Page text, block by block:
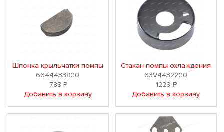
Шпонка крыльчатки помпы
6644433800
788 Р
Добавить в корзину
Стакан помпы охлаждения
63V4432200
1229Р
Добавить в корзину